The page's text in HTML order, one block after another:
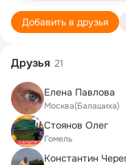
Добавить в друзья
Друзья 21
Елена Павлова
Москва(Балашиха)
Стоянов Олег
Гомель
Константин